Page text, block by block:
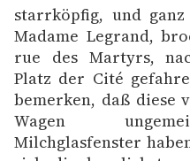
starrköpfig, und
Madame Legrand,
rue des Martyrs,
Platz der Cité
bemerken, daß diese
Wagen
Milchglasfenster